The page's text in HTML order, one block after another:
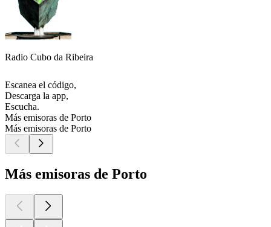
Radio Cubo da Ribeira
Escanea el código,
Descarga la app,
Escucha.
Más emisoras de Porto
Más emisoras de Porto
Más emisoras de Porto